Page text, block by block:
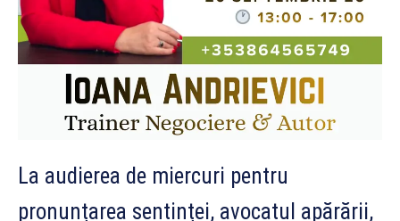
La audierea de miercuri pentru
pronunțarea sentinței, avocatul apărării,